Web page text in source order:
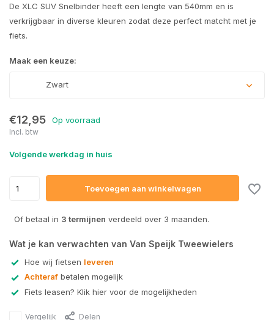
De XLC SUV Snelbinder heeft een lengte van 540mm en is
verkrijgbaar in diverse kleuren zodat deze perfect matcht met je
fiets.
Maak een keuze:
Zwart
€12,95 Op voorraad
Incl. btw
Volgende werkdag in huis
Toevoegen aan winkelwagen
Of betaal in 3 termijnen verdeeld over 3 maanden.
Wat je kan verwachten van Van Speijk Tweewielers
Hoe wij fietsen leveren
Achteraf betalen mogelijk
Fiets leasen? Klik hier voor de mogelijkheden
Vergelijk Delen